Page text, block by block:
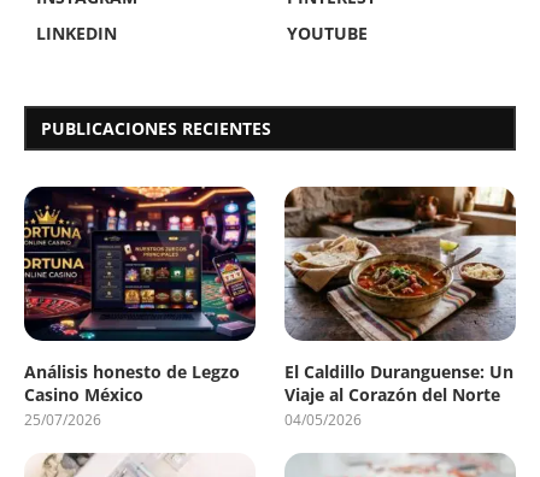
LINKEDIN
YOUTUBE
PUBLICACIONES RECIENTES
Análisis honesto de Legzo
Casino México
25/07/2026
El Caldillo Duranguense: Un
Viaje al Corazón del Norte
04/05/2026